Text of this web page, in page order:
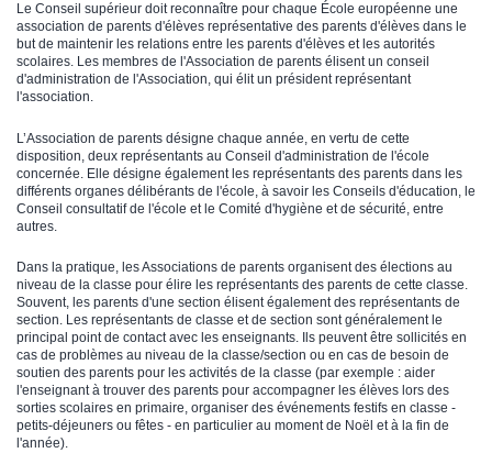
Le Conseil supérieur doit reconnaître pour chaque École européenne une
association de parents d'élèves représentative des parents d'élèves dans le
but de maintenir les relations entre les parents d'élèves et les autorités
scolaires. Les membres de l'Association de parents élisent un conseil
d'administration de l'Association, qui élit un président représentant
l'association.
L’Association de parents désigne chaque année, en vertu de cette
disposition, deux représentants au Conseil d'administration de l'école
concernée. Elle désigne également les représentants des parents dans les
différents organes délibérants de l'école, à savoir les Conseils d'éducation, le
Conseil consultatif de l'école et le Comité d'hygiène et de sécurité, entre
autres.
Dans la pratique, les Associations de parents organisent des élections au
niveau de la classe pour élire les représentants des parents de cette classe.
Souvent, les parents d'une section élisent également des représentants de
section. Les représentants de classe et de section sont généralement le
principal point de contact avec les enseignants. Ils peuvent être sollicités en
cas de problèmes au niveau de la classe/section ou en cas de besoin de
soutien des parents pour les activités de la classe (par exemple : aider
l'enseignant à trouver des parents pour accompagner les élèves lors des
sorties scolaires en primaire, organiser des événements festifs en classe -
petits-déjeuners ou fêtes - en particulier au moment de Noël et à la fin de
l'année).